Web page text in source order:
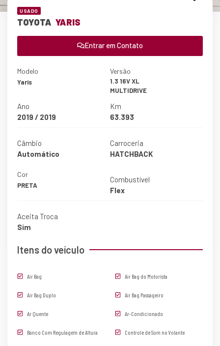
USADO
TOYOTA YARIS
Entrar em Contato
Modelo
Yaris
Versão
1.3 16V XL
MULTIDRIVE
Ano
2019 / 2019
Km
63.393
Câmbio
Automático
Carroceria
HATCHBACK
Cor
PRETA
Combustível
Flex
Aceita Troca
Sim
Itens do veículo
Air Bag Air Bag do Motorista
Air Bag Duplo Air Bag Passageiro
Ar Quente Ar-Condicionado
Banco Com Regulagem de Altura Controle de Som no Volante